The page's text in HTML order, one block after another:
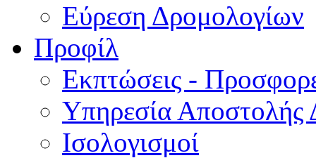
Εύρεση Δρομολογίων
Προφίλ
Εκπτώσεις -
Υπηρεσία Αποστολής
Ισολογισμοί